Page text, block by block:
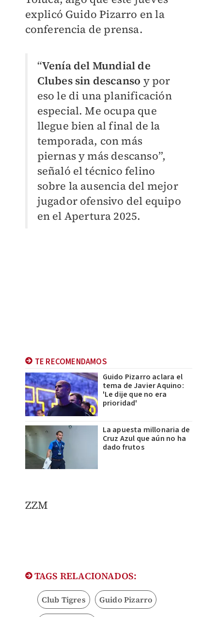
explicó Guido Pizarro en la
conferencia de prensa.
“Venía del Mundial de
Clubes sin descanso y por
eso le di una planificación
especial. Me ocupa que
llegue bien al final de la
temporada, con más
piernas y más descanso”,
señaló el técnico felino
sobre la ausencia del mejor
jugador ofensivo del equipo
en el Apertura 2025.
TE RECOMENDAMOS
Guido Pizarro aclara el
tema de Javier Aquino:
'Le dije que no era
prioridad'
La apuesta millonaria de
Cruz Azul que aún no ha
dado frutos
ZZM
TAGS RELACIONADOS:
Club Tigres Guido Pizarro